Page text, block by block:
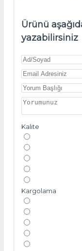
Ürünü
yazabilirsiniz
Kalite
Kargolama